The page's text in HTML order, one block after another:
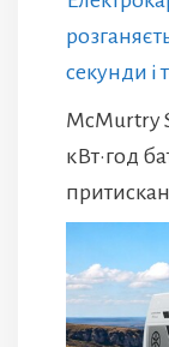
секунди і
McMurtry
кВт·год